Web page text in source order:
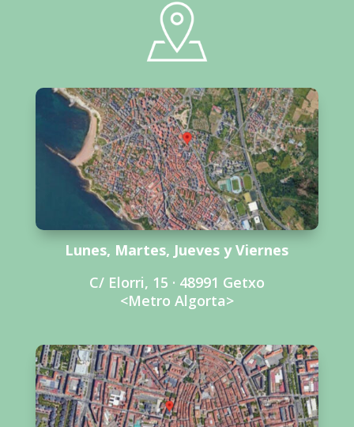
Lunes, Martes, Jueves y Viernes
C/ Elorri, 15 · 48991 Getxo
<Metro Algorta>